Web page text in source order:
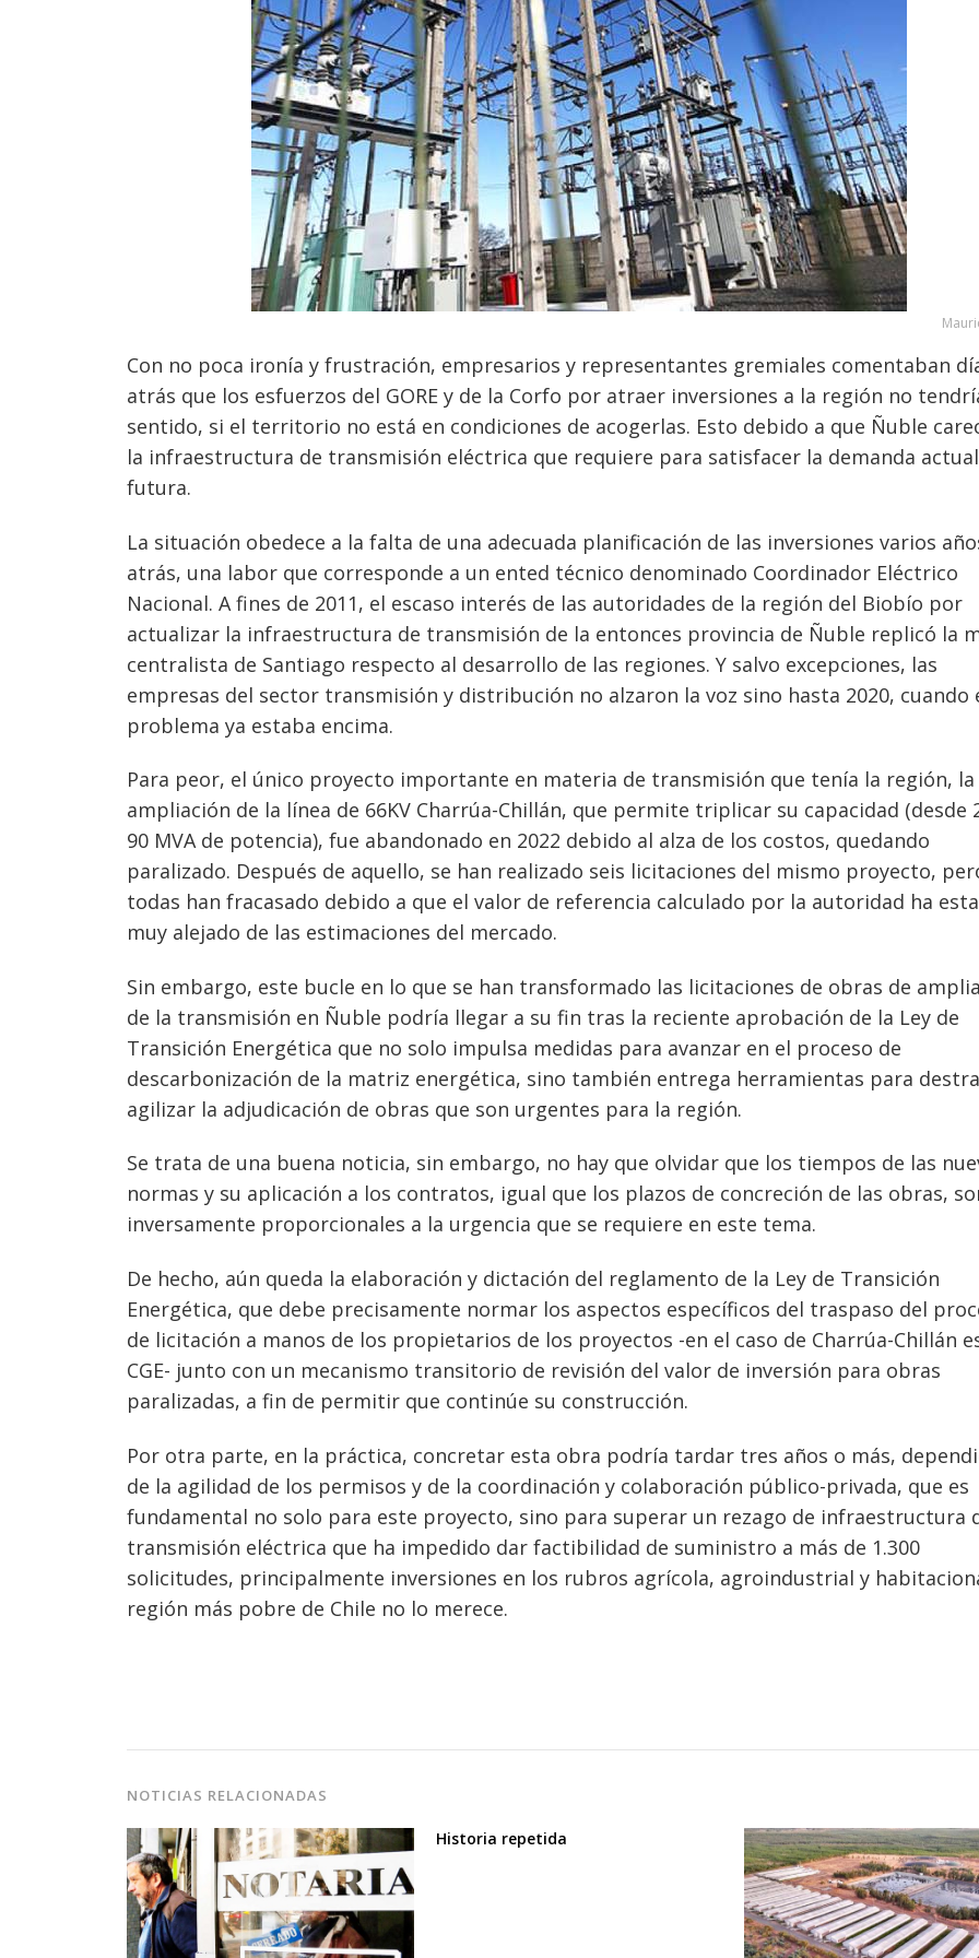
Con no poca ironía y frustración, empresarios y representantes gremiales comentaban
atrás que los esfuerzos del GORE y de la Corfo por atraer inversiones a la región no
sentido, si el territorio no está en condiciones de acogerlas. Esto debido a que Ñuble
la infraestructura de transmisión eléctrica que requiere para satisfacer la demanda
futura.
La situación obedece a la falta de una adecuada planificación de las inversiones varios
atrás, una labor que corresponde a un ented técnico denominado Coordinador Eléctrico
Nacional. A fines de 2011, el escaso interés de las autoridades de la región del Biobío por
actualizar la infraestructura de transmisión de la entonces provincia de Ñuble replicó la
centralista de Santiago respecto al desarrollo de las regiones. Y salvo excepciones, las
empresas del sector transmisión y distribución no alzaron la voz sino hasta 2020, cuando
problema ya estaba encima.
Para peor, el único proyecto importante en materia de transmisión que tenía la región, la
ampliación de la línea de 66KV Charrúa-Chillán, que permite triplicar su capacidad (desde
90 MVA de potencia), fue abandonado en 2022 debido al alza de los costos, quedando
paralizado. Después de aquello, se han realizado seis licitaciones del mismo proyecto,
todas han fracasado debido a que el valor de referencia calculado por la autoridad ha
muy alejado de las estimaciones del mercado.
Sin embargo, este bucle en lo que se han transformado las licitaciones de obras de
de la transmisión en Ñuble podría llegar a su fin tras la reciente aprobación de la Ley de
Transición Energética que no solo impulsa medidas para avanzar en el proceso de
descarbonización de la matriz energética, sino también entrega herramientas para
agilizar la adjudicación de obras que son urgentes para la región.
Se trata de una buena noticia, sin embargo, no hay que olvidar que los tiempos de las
normas y su aplicación a los contratos, igual que los plazos de concreción de las obras,
inversamente proporcionales a la urgencia que se requiere en este tema.
De hecho, aún queda la elaboración y dictación del reglamento de la Ley de Transición
Energética, que debe precisamente normar los aspectos específicos del traspaso del
de licitación a manos de los propietarios de los proyectos -en el caso de Charrúa-Chillán
CGE- junto con un mecanismo transitorio de revisión del valor de inversión para obras
paralizadas, a fin de permitir que continúe su construcción.
Por otra parte, en la práctica, concretar esta obra podría tardar tres años o más,
de la agilidad de los permisos y de la coordinación y colaboración público-privada, que es
fundamental no solo para este proyecto, sino para superar un rezago de infraestructura
transmisión eléctrica que ha impedido dar factibilidad de suministro a más de 1.300
solicitudes, principalmente inversiones en los rubros agrícola, agroindustrial y
región más pobre de Chile no lo merece.
NOTICIAS RELACIONADAS
Historia repetida
Navegación